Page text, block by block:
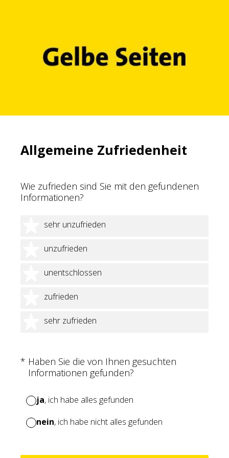
Allgemeine Zufriedenheit
Wie zufrieden sind Sie mit den gefundenen
Informationen?
sehr unzufrieden
1 Stern
unzufrieden
2 Sterne
unentschlossen
3 Sterne
zufrieden
4 Sterne
sehr zufrieden
5 Sterne
* Haben Sie die von Ihnen gesuchten
Informationen gefunden?
(Erforderlich.)
ja, ich habe alles gefunden
nein, ich habe nicht alles gefunden